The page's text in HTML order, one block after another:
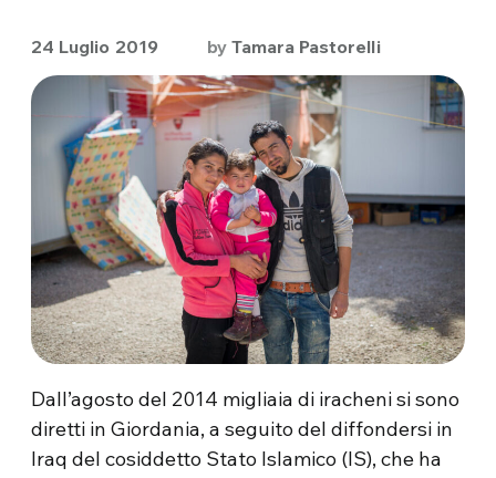
24 Luglio 2019 by Tamara Pastorelli
Dall’agosto del 2014 migliaia di iracheni si sono
diretti in Giordania, a seguito del diffondersi in
Iraq del cosiddetto Stato Islamico (IS), che ha